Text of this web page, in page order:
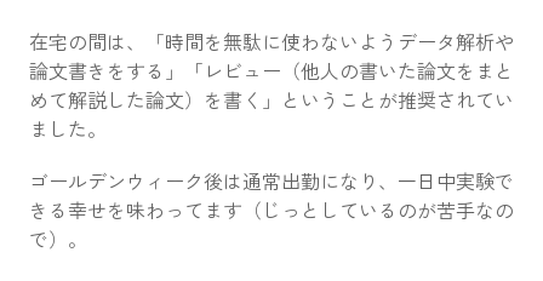
在宅の間は、「時間を無駄に使わないようデータ解析や
論文書きをする」「レビュー（他人の書いた論文をまと
めて解説した論文）を書く」ということが推奨されてい
ました。
ゴールデンウィーク後は通常出勤になり、一日中実験で
きる幸せを味わってます（じっとしているのが苦手なの
で）。